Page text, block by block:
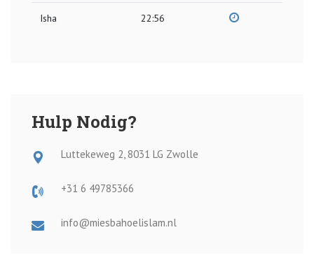
Isha 22:56
Hulp Nodig?
Luttekeweg 2, 8031 LG Zwolle
+31 6 49785366
info@miesbahoelislam.nl